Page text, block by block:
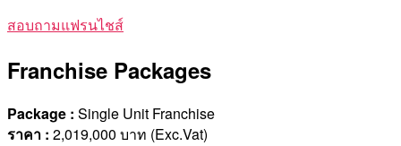
สอบถามแฟรนไชส์
Franchise Packages
Package : Single Unit Franchise
ราคา : 2,019,000 บาท (Exc.Vat)